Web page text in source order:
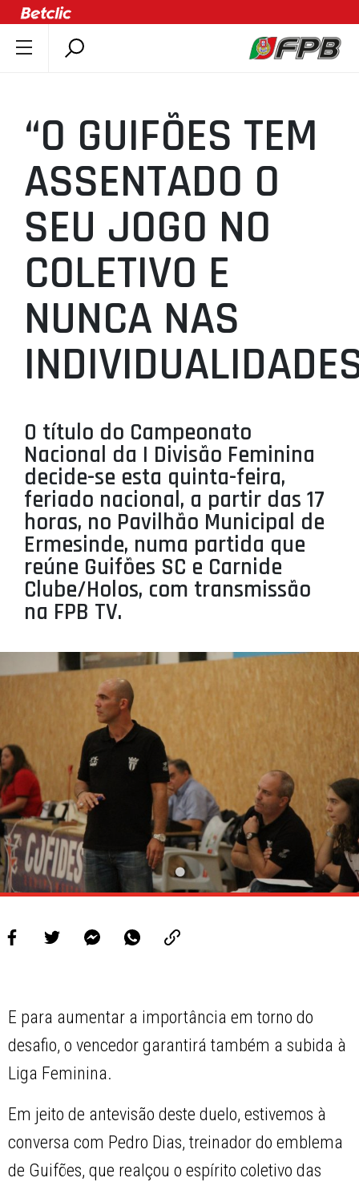
ÚLTIMAS
COMPETIÇÕES
ASSOCIAÇÕES
CLUBES
AGENTES
AGENDA
SELEÇÕES
MINIBASQUETE
ÁREA TÉCNICA
PROJETOS
LIGA BETCLIC FEMININA
“O GUIFÕES TEM
ASSENTADO O
SEU JOGO NO
COLETIVO E
NUNCA NAS
O título do Campeonato
Nacional da I Divisão Feminina
decide-se esta quinta-feira,
feriado nacional, a partir das 17
horas, no Pavilhão Municipal de
Ermesinde, numa partida que
reúne Guifões SC e Carnide
Clube/Holos, com transmissão
na FPB TV.
E para aumentar a importância em torno do
desafio, o vencedor garantirá também a subida à
Liga Feminina.
Em jeito de antevisão deste duelo, estivemos à
conversa com Pedro Dias, treinador do emblema
de Guifões, que realçou o espírito coletivo das